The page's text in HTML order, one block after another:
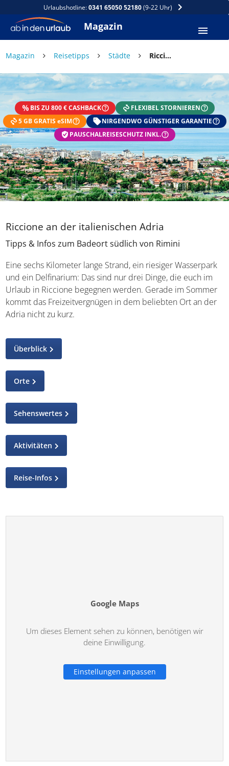
Urlaubshotline:0341 65050 52180(9-22 Uhr)
Magazin
Magazin Reisetipps Städte Riccione an der italienischen Adria
BIS ZU 800 € CASHBACK
FLEXIBEL STORNIEREN
5 GB GRATIS eSIM
NIRGENDWO GÜNSTIGER GARANTIE
PAUSCHALREISESCHUTZ INKL.
Riccione an der italienischen Adria
Tipps & Infos zum Badeort südlich von Rimini
Eine sechs Kilometer lange Strand, ein riesiger Wasserpark
und ein Delfinarium: Das sind nur drei Dinge, die euch im
Urlaub in Riccione begegnen werden. Gerade im Sommer
kommt das Freizeitvergnügen in dem beliebten Ort an der
Adria nicht zu kurz.
Überblick
Orte
Sehenswertes
Aktivitäten
Reise-Infos
Google Maps
Um dieses Element sehen zu können, benötigen wir
deine Einwilligung.
Einstellungen anpassen